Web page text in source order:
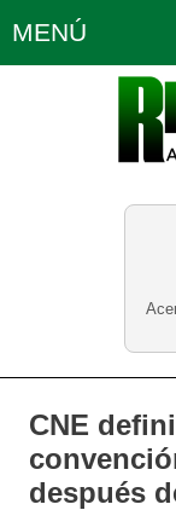
MENÚ
CNE
después